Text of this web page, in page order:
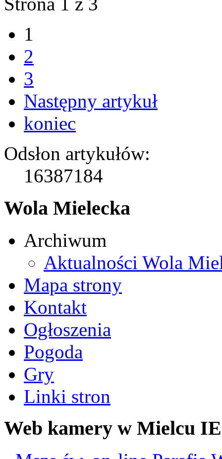
1
2
3
Następny artykuł
koniec
Odsłon artykułów:
16387184
Wola Mielecka
Archiwum
Aktualności Wola
Mapa strony
Kontakt
Ogłoszenia
Pogoda
Gry
Linki stron
Web kamery w Mielcu IE